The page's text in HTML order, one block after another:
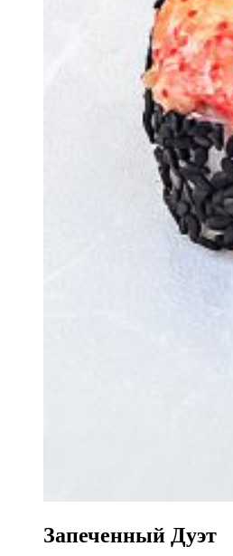
Запеченный Дуэт